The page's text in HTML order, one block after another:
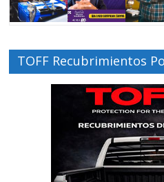
TOFF Recubrimientos